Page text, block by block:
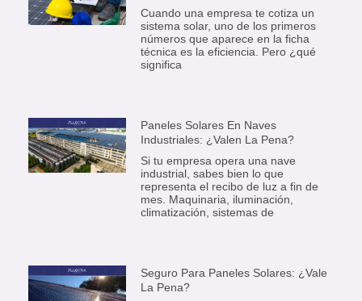
Cuando una empresa te cotiza un
sistema solar, uno de los primeros
números que aparece en la ficha
técnica es la eficiencia. Pero ¿qué
significa
Paneles Solares En Naves
Industriales: ¿Valen La Pena?
Si tu empresa opera una nave
industrial, sabes bien lo que
representa el recibo de luz a fin de
mes. Maquinaria, iluminación,
climatización, sistemas de
Seguro Para Paneles Solares: ¿Vale
La Pena?